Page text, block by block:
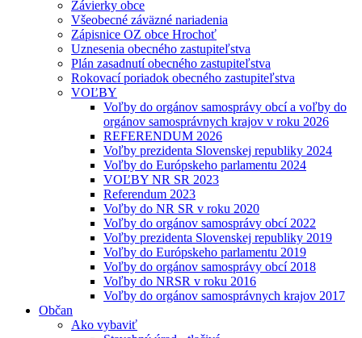
Závierky obce
Všeobecné záväzné nariadenia
Zápisnice OZ obce Hrochoť
Uznesenia obecného zastupiteľstva
Plán zasadnutí obecného zastupiteľstva
Rokovací poriadok obecného zastupiteľstva
VOĽBY
Voľby do orgánov samosprávy obcí a voľby do
orgánov samosprávnych krajov v roku 2026
REFERENDUM 2026
Voľby prezidenta Slovenskej republiky 2024
Voľby do Európskeho parlamentu 2024
VOĽBY NR SR 2023
Referendum 2023
Voľby do NR SR v roku 2020
Voľby do orgánov samosprávy obcí 2022
Voľby prezidenta Slovenskej republiky 2019
Voľby do Európskeho parlamentu 2019
Voľby do orgánov samosprávy obcí 2018
Voľby do NRSR v roku 2016
Voľby do orgánov samosprávnych krajov 2017
Občan
Ako vybaviť